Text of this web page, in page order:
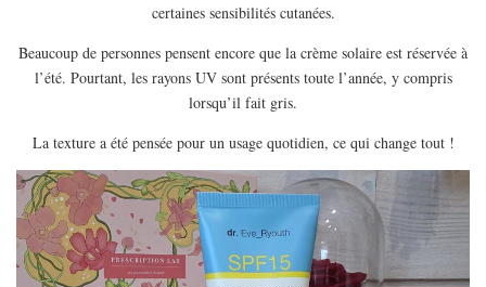
certaines sensibilités cutanées.
Beaucoup de personnes pensent encore que la crème solaire est réservée à
l’été. Pourtant, les rayons UV sont présents toute l’année, y compris
lorsqu’il fait gris.
La texture a été pensée pour un usage quotidien, ce qui change tout !